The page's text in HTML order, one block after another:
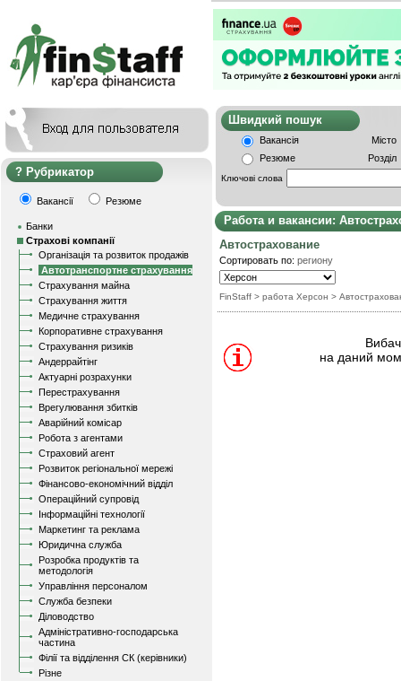
Рубрикатор
Вакансії Резюме
Банки
Страхові компанії
Організація та розвиток продажів
Автотранспортне страхування
Страхування майна
Страхування життя
Медичне страхування
Корпоративне страхування
Страхування ризиків
Андеррайтінг
Актуарні розрахунки
Перестрахування
Врегулювання збитків
Аварійний комісар
Робота з агентами
Страховий агент
Розвиток регіональної мережі
Фінансово-економічний відділ
Операційний супровід
Інформаційні технології
Маркетинг та реклама
Юридична служба
Розробка продуктів та
методологія
Управління персоналом
Служба безпеки
Діловодство
Адміністративно-господарська
частина
Філії та відділення СК (керівники)
Різне
Швидкий
Вакансія
Місто
Резюме
Розділ
Ключові слова
Работа и вакансии:
Автострахование
Сортировать по: региону
FinStaff > работа Херсон >
на даний